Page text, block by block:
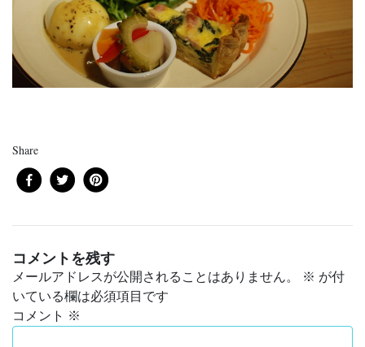
Share
コメントを残す
メールアドレスが公開されることはありません。 ※ が付
いている欄は必須項目です
コメント ※